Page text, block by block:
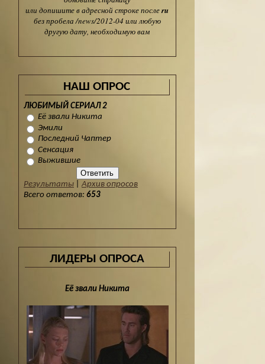
или допишите в адресной строке послеru
без пробела /news/2012-04 или любую
другую дату, необходимую вам
НАШ ОПРОС
ЛЮБИМЫЙ СЕРИАЛ 2
Её звали Никита
Эмили
Последний Чаптер
Сенсация
Выжившие
Результаты
Архив опросов
Всего ответов: 653
ЛИДЕРЫ ОПРОСА
Её звали Никита